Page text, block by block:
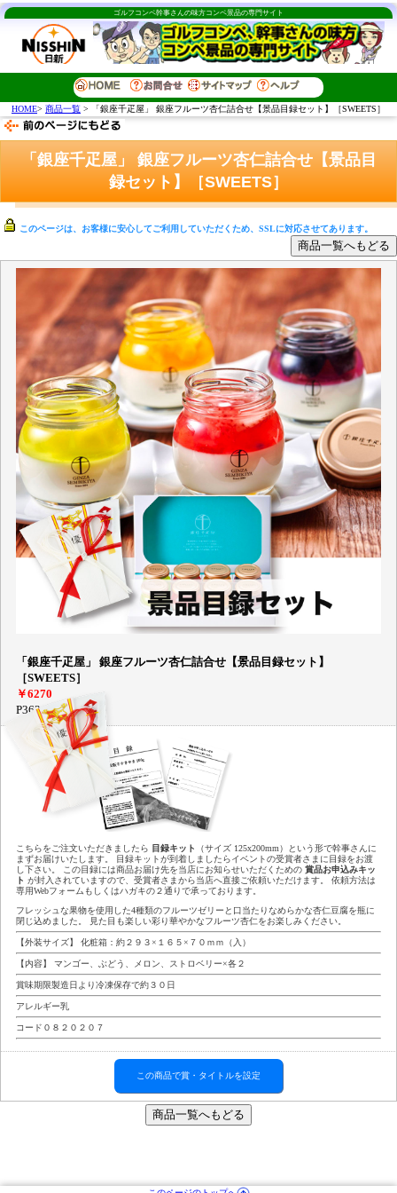
ゴルフコンペ幹事さんの味方コンペ景品の専門サイト
HOME> 商品一覧 > 「銀座千疋屋」 銀座フルーツ杏仁詰合せ【景品目録セット】［SWEETS］
「銀座千疋屋」 銀座フルーツ杏仁詰合せ【景品目
録セット】［SWEETS］
このページは、お客様に安心してご利用していただくため、SSLに対応させてあります。
「銀座千疋屋」 銀座フルーツ杏仁詰合せ【景品目録セット】
［SWEETS］
￥6270
P362-02
こちらをご注文いただきましたら 目録キット
（サイズ 125x200mm）という形で幹事さんに
まずお届けいたします。 目録キットが到着しましたらイベントの受賞者さまに目録をお渡
し下さい。 この目録には商品お届け先を当店にお知らせいただくための 賞品お申込みキッ
ト が封入されていますので、受賞者さまから当店へ直接ご依頼いただけます。 依頼方法は
専用Webフォームもしくはハガキの２通りで承っております。
フレッシュな果物を使用した4種類のフルーツゼリーと口当たりなめらかな杏仁豆腐を瓶に
閉じ込めました。 見た目も楽しい彩り華やかなフルーツ杏仁をお楽しみください。
【外装サイズ】 化粧箱：約２９３×１６５×７０ｍｍ（入）
【内容】 マンゴー、ぶどう、メロン、ストロベリー×各２
賞味期限製造日より冷凍保存で約３０日
アレルギー乳
コード０８２０２０７
この商品で賞・タイトルを設定